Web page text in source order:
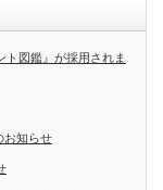
ト図鑑』が採用されま
お知らせ